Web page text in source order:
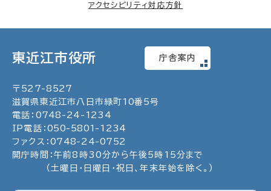
アクセシビリティ対応方針
東近江市役所 庁舎案内
〒 527-8527
滋賀県東近江市八日市緑町10番5号
電話： 0748 - 24 - 1234
IP電話： 050- 5801 - 1234
ファクス： 0748- 24-0752
開庁時間：午前8時30分から午後5時15分まで
（土曜日・日曜日・祝日、年末年始を除く。）